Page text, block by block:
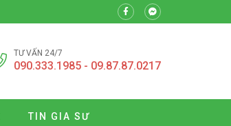
TƯ VẤN 24/7
090.333.1985 - 09.87.87.0217
TIN GIA SƯ